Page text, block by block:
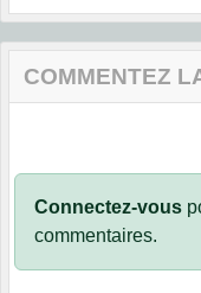
COMMENTEZ
Connectez-vous
commentaires.